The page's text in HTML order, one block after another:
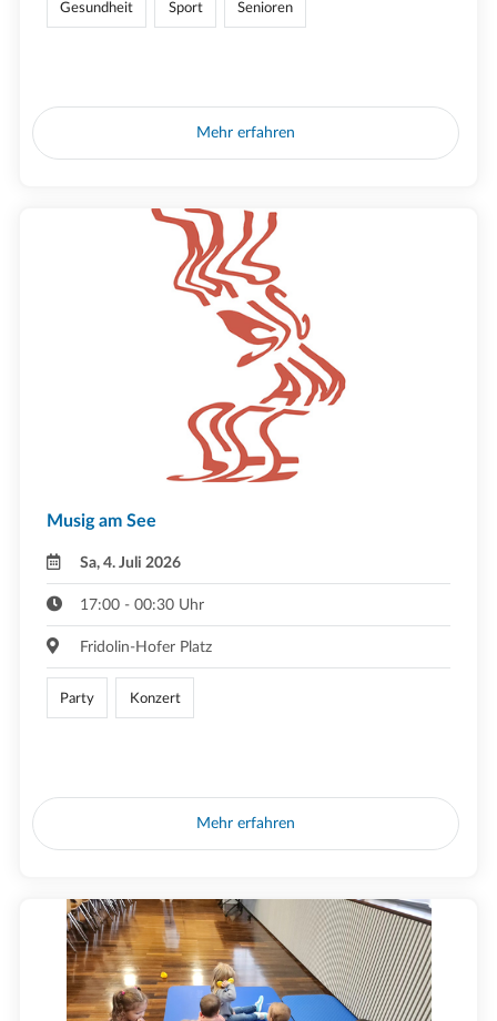
Gesundheit Sport Senioren
Mehr erfahren
Musig am See
Sa, 4. Juli 2026
17:00 - 00:30 Uhr
Fridolin-Hofer Platz
Party Konzert
Mehr erfahren